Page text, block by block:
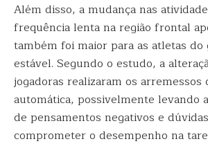
Além disso, a mudança nas
frequência lenta na região frontal
também foi maior para as atletas
estável. Segundo o estudo, a
jogadoras realizaram os arremessos
automática, possivelmente levando
de pensamentos negativos e
comprometer o desempenho na